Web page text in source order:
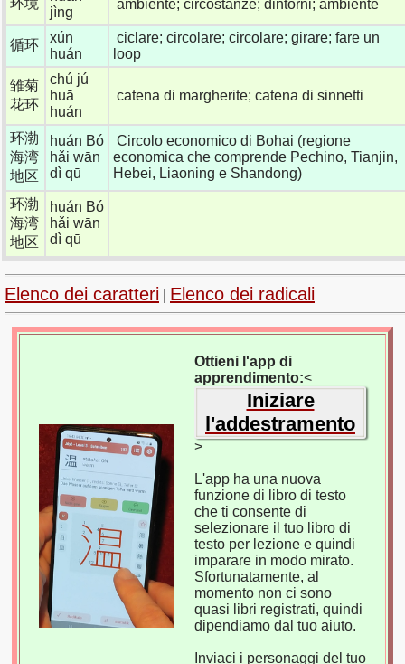
jìng
ambiente; circostanze; dintorni; ambiente
循环
xún
huán
ciclare; circolare; circolare; girare; fare un
loop
雏菊
花环
chú jú
huā
huán
catena di margherite; catena di sinnetti
环渤
海湾
地区
huán Bó
hǎi wān
dì qū
Circolo economico di Bohai (regione
economica che comprende Pechino, Tianjin,
Hebei, Liaoning e Shandong)
环渤
海湾
地区
huán Bó
hǎi wān
dì qū
Elenco dei caratteri Elenco dei radicali
Ottieni l'app di
apprendimento:<
Iniziare
l'addestramento
>
L'app ha una nuova
funzione di libro di testo
che ti consente di
selezionare il tuo libro di
testo per lezione e quindi
imparare in modo mirato.
Sfortunatamente, al
momento non ci sono
quasi libri registrati, quindi
dipendiamo dal tuo aiuto.
Inviaci i personaggi del tuo